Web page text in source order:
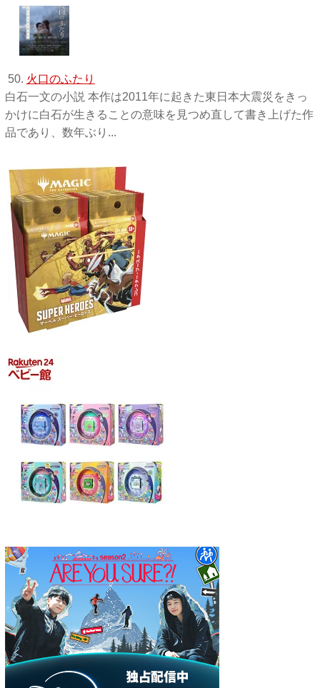
50. 火口のふたり
白石一文の小説 本作は2011年に起きた東日本大震災をきっ
かけに白石が生きることの意味を見つめ直して書き上げた作
品であり、数年ぶり...